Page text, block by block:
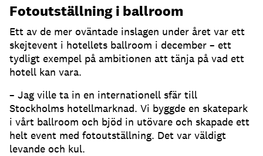
Fotoutställning i ballroom
Ett av de mer oväntade inslagen under året var ett
skejtevent i hotellets ballroom i december – ett
tydligt exempel på ambitionen att tänja på vad ett
hotell kan vara.
– Jag ville ta in en internationell sfär till
Stockholms hotellmarknad. Vi byggde en skatepark
i vårt ballroom och bjöd in utövare och skapade ett
helt event med fotoutställning. Det var väldigt
levande och kul.